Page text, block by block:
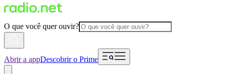
O que você quer ouvir?
Abrir a appDescobrir o Prime